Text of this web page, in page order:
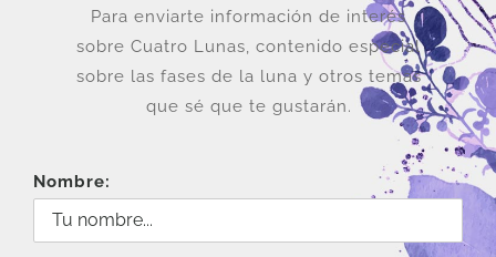
Para enviarte información de interés
sobre Cuatro Lunas, contenido especial
sobre las fases de la luna y otros temas
que sé que te gustarán.
Nombre: